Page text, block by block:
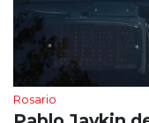
Rosario